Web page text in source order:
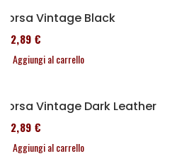
Borsa Vintage Black
152,89 €
Aggiungi al carrello
Borsa Vintage Dark Leather
152,89 €
Aggiungi al carrello